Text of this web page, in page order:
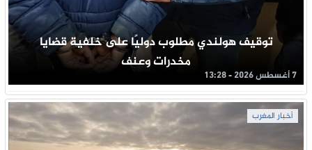
توقيف هولندي مطلوب دوليًا على خلفية قضايا
مخدرات وعنف
7 أغسطس 2026 - 13:28
أخبار المغرب